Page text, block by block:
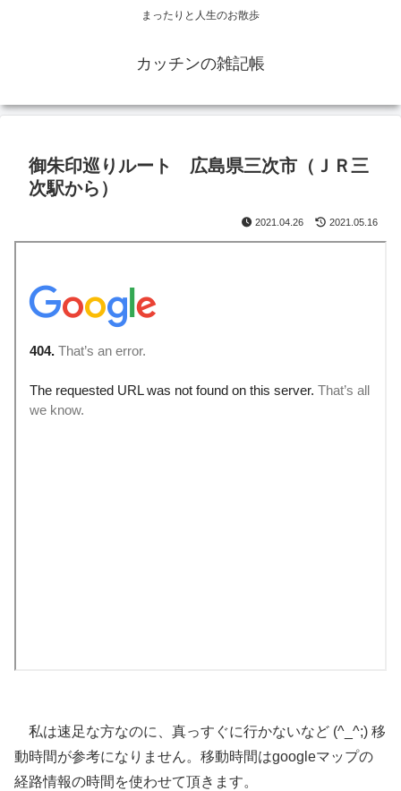
まったりと人生のお散歩
カッチンの雑記帳
御朱印巡りルート 広島県三次市（ＪＲ三
次駅から）
2021.04.26 2021.05.16
私は速足な方なのに、真っすぐに行かないなど (^_^;) 移
動時間が参考になりません。移動時間はgoogleマップの
経路情報の時間を使わせて頂きます。